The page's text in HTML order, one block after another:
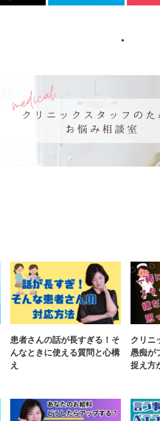
患者さんの話が長すぎる！そ
んなときに使える質問と心構
え
クリニ
愚痴が
捉え方